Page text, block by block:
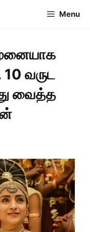
Menu
வருட
வைத்த